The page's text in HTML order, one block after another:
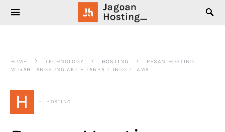
SEARCH FOR:
HOME TECHNOLOGY HOSTING
PESAN HOSTING
MURAH LANGSUNG AKTIF TANPA TUNGGU LAMA
H HOSTING